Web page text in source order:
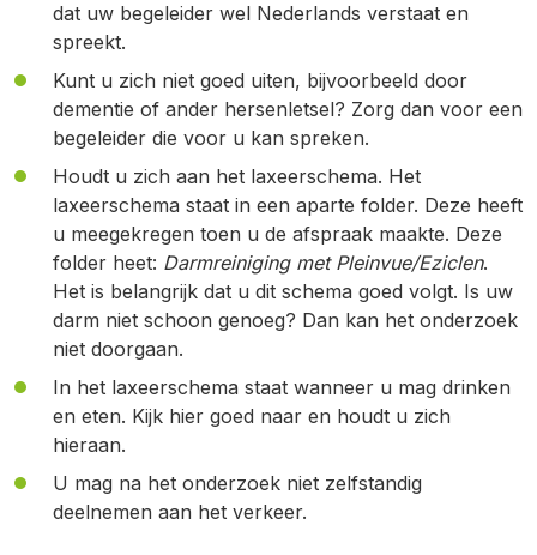
dat uw begeleider wel Nederlands verstaat en
spreekt.
Kunt u zich niet goed uiten, bijvoorbeeld door
dementie of ander hersenletsel? Zorg dan voor een
begeleider die voor u kan spreken.
Houdt u zich aan het laxeerschema. Het
laxeerschema staat in een aparte folder. Deze heeft
u meegekregen toen u de afspraak maakte. Deze
folder heet: Darmreiniging met Pleinvue/Eziclen.
Het is belangrijk dat u dit schema goed volgt. Is uw
darm niet schoon genoeg? Dan kan het onderzoek
niet doorgaan.
In het laxeerschema staat wanneer u mag drinken
en eten. Kijk hier goed naar en houdt u zich
hieraan.
U mag na het onderzoek niet zelfstandig
deelnemen aan het verkeer.